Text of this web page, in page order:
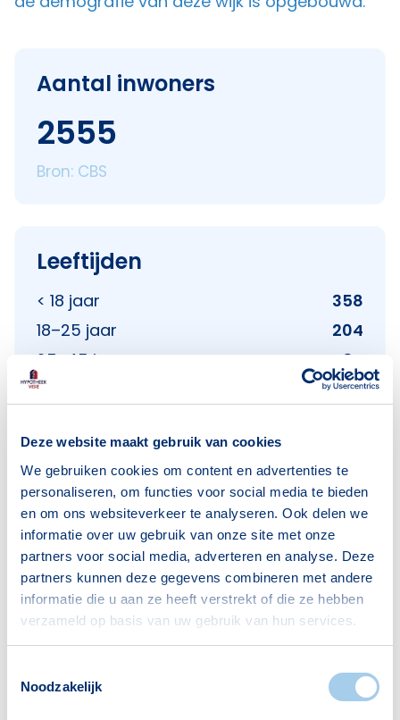
Deze website maakt gebruik van cookies
We gebruiken cookies om content en advertenties te
personaliseren, om functies voor social media te bieden
en om ons websiteverkeer te analyseren. Ook delen we
informatie over uw gebruik van onze site met onze
partners voor social media, adverteren en analyse. Deze
partners kunnen deze gegevens combineren met andere
informatie die u aan ze heeft verstrekt of die ze hebben
verzameld op basis van uw gebruik van hun services.
Noodzakelijk
Aantal inwoners
2555
Bron: CBS
Leeftijden
< 18 jaar
358
18–25 jaar
204
25–45 jaar
434
45–65 jaar
767
Bron: CBS
Huishoudens
Alleenwonend
394
Gezin zonder kinderen
442
Gezin met kinderen
359
Bron: CBS